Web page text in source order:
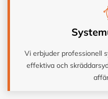
Vi erbjuder professionell
effektiva och